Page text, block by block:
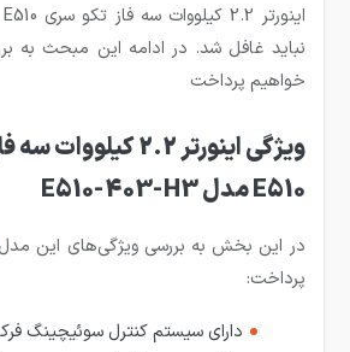
نباید غافل شد. در ادامه این مبحث به
خواهیم پرداخت
ویژگی اینورتر 2.2
E510 مدل E510-403-H3
در این بخش به بررسی ویژگی‌های این
پرداخت:
دارای سیستم کنترل سوئیچینگ